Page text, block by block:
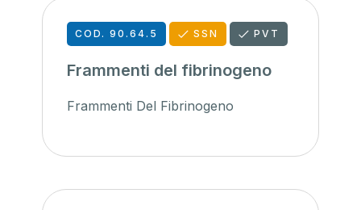
COD. 90.64.5 SSN PVT
Frammenti del fibrinogeno
Frammenti Del Fibrinogeno